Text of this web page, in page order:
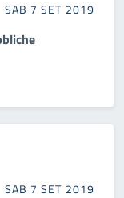
SAB 7 SET 2019
SAB 7 SET 2019